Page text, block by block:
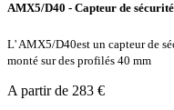
AMX5/D40 - Capteur de
L' AMX5/D40est un capteur de
monté sur des profilés 40 mm
A partir de 283 €